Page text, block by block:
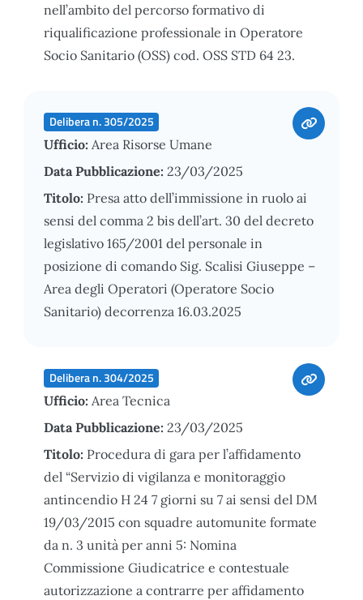
nell’ambito del percorso formativo di
riqualificazione professionale in Operatore
Socio Sanitario (OSS) cod. OSS STD 64 23.
Delibera n. 305/2025
Ufficio: Area Risorse Umane
Data Pubblicazione: 23/03/2025
Titolo: Presa atto dell’immissione in ruolo ai
sensi del comma 2 bis dell’art. 30 del decreto
legislativo 165/2001 del personale in
posizione di comando Sig. Scalisi Giuseppe –
Area degli Operatori (Operatore Socio
Sanitario) decorrenza 16.03.2025
Delibera n. 304/2025
Ufficio: Area Tecnica
Data Pubblicazione: 23/03/2025
Titolo: Procedura di gara per l’affidamento
del “Servizio di vigilanza e monitoraggio
antincendio H 24 7 giorni su 7 ai sensi del DM
19/03/2015 con squadre automunite formate
da n. 3 unità per anni 5: Nomina
Commissione Giudicatrice e contestuale
autorizzazione a contrarre per affidamento